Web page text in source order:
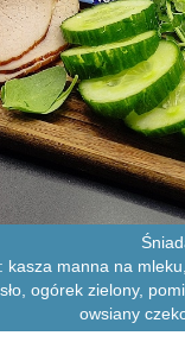
kasza manna na
ogórek zielony,
owsiany